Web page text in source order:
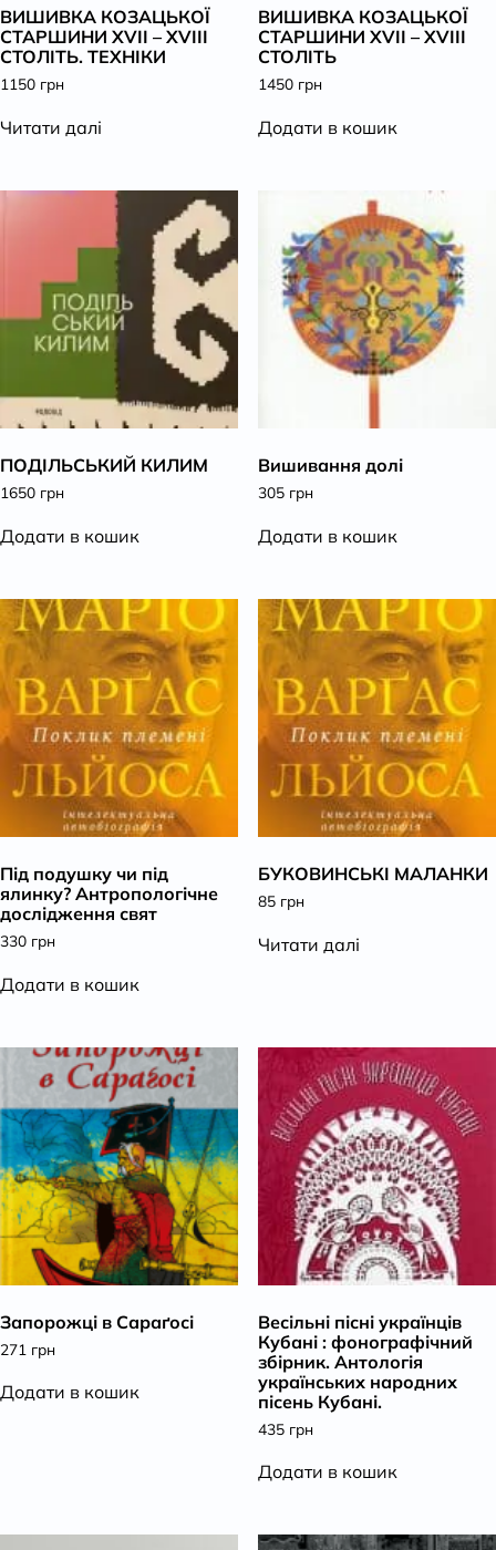
ВИШИВКА КОЗАЦЬКОЇ
СТАРШИНИ ХVІІ – ХVІІІ
СТОЛІТЬ. ТЕХНІКИ
1150 грн
Читати далі
ВИШИВКА КОЗАЦЬКОЇ
СТАРШИНИ ХVІІ – ХVІІІ
СТОЛІТЬ
1450 грн
Додати в кошик
ПОДІЛЬСЬКИЙ КИЛИМ
1650 грн
Додати в кошик
Вишивання долі
305 грн
Додати в кошик
Під подушку чи під
ялинку? Антропологічне
дослідження свят
330 грн
Додати в кошик
БУКОВИНСЬКІ МАЛАНКИ
85 грн
Читати далі
Запорожці в Сараґосі
271 грн
Додати в кошик
Весільні пісні українців
Кубані : фонографічний
збірник. Антологія
українських народних
пісень Кубані.
435 грн
Додати в кошик